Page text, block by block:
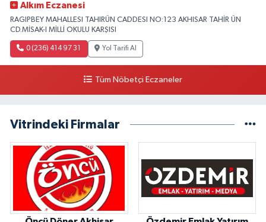
Alkım Eczanesi
RAGIPBEY MAHALLESI TAHIRÜN CADDESI NO:123 AKHISAR TAHİR ÜN
CD.MİSAK-I MİLLİ OKULU KARŞISI
0 (236) 414 97 31 Yol Tarifi Al
Tüm Nöbetçi Eczaneler
Vitrindeki Firmalar